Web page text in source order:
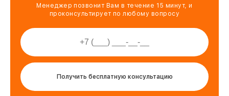
Менеджер позвонит Вам в течение 15 минут, и
проконсультирует по любому вопросу
Получить бесплатную консультацию